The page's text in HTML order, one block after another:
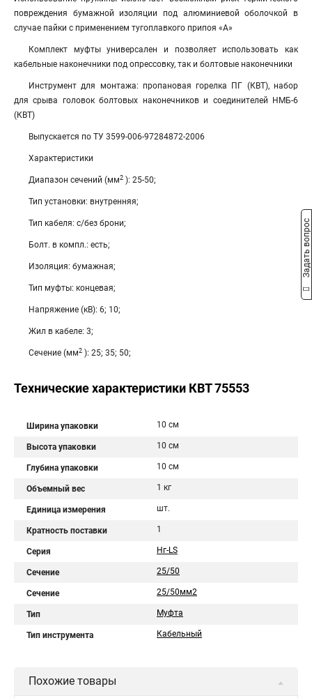
повреждения бумажной изоляции под алюминиевой оболочкой в
случае пайки с применением тугоплавкого припоя «А»
Комплект муфты универсален и позволяет использовать как
кабельные наконечники под опрессовку, так и болтовые наконечники
Инструмент для монтажа: пропановая горелка ПГ (КВТ), набор
для срыва головок болтовых наконечников и соединителей НМБ-6
(КВТ)
Выпускается по ТУ 3599-006-97284872-2006
Характеристики
Диапазон сечений (мм2 ): 25-50;
Тип установки: внутренняя;
Тип кабеля: с/без брони;
Болт. в компл.: есть;
Изоляция: бумажная;
Тип муфты: концевая;
Напряжение (кВ): 6; 10;
Жил в кабеле: 3;
Сечение (мм2 ): 25; 35; 50;
Технические характеристики КВТ 75553
Ширина упаковки 10 см
Высота упаковки 10 см
Глубина упаковки 10 см
Объемный вес 1 кг
Единица измерения шт.
Кратность поставки 1
Серия Нг-LS
Сечение 25/50
Сечение 25/50мм2
Тип Муфта
Тип инструмента Кабельный
Похожие товары
Задать вопрос